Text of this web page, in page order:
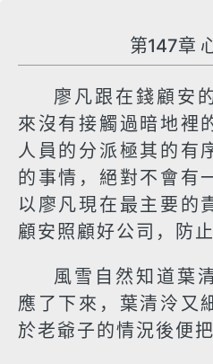
第147章
廖凡跟在錢顧安
來沒有接觸過暗地裡
人員的分派極其的有
的事情，絕對不會有
以廖凡現在最主要的
顧安照顧好公司，防
風雪自然知道葉
應了下來，葉清泠又
於老爺子的情況後便